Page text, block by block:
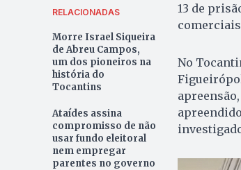
RELACIONADAS
Morre Israel Siqueira
de Abreu Campos,
um dos pioneiros na
história do
Tocantins
Ataídes assina
compromisso de não
usar fundo eleitoral
nem empregar
parentes no governo
13 de
No